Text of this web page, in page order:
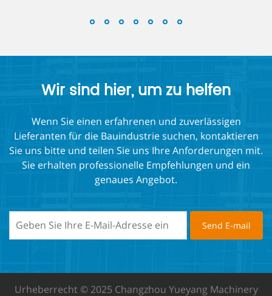
Wir sind hier, um zu helfen
Wenn Sie einen erfahrenen und zuverlässigen
Lieferanten für die Bauindustrie suchen, kontaktieren
Sie uns bitte und teilen Sie uns Ihre Anforderungen mit.
Sie erhalten professionelle Empfehlungen und ein
genaues Angebot.
Urheberrecht © 2025 Changzhou Yueyang Machinery